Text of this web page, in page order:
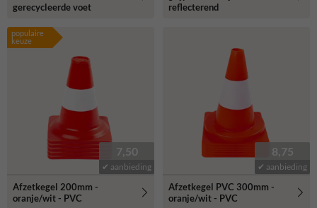
gerecycleerde voet
reflecterend
populaire
keuze
7,50
✔ aanbieding
Afzetkegel 200mm -
oranje/wit - PVC
8,75
✔ aanbieding
Afzetkegel PVC 300mm -
oranje/wit - PVC